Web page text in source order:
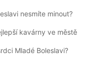
nesmíte minout?
kavárny ve městě
Mladé Boleslavi?